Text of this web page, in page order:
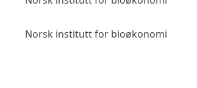
Norsk institutt for bioøkonomi